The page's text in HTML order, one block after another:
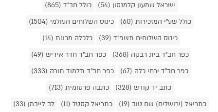
ישראל שמעון קלמנסון (54)
כולל חב"ד (865)
כולל שע"י המזכירות (60)
כינוס השלוחים העולמי (1504)
כינוס השלוחים תשפ"ד (39)
כלכלה מכונת (14)
כפר חב"ד בית רבקה (368)
כפר חב"ד חדר אידיש (49)
כפר חב"ד ירחי כלה (67)
כפר חב"ד תלמוד תורה (333)
כתב יד קודש (328)
כתבה פרסומית (713)
כתריאל (ירושלים) שם טוב (19)
כתריאל קסטל (11)
לב לייבמן (33)